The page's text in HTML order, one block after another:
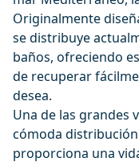
Originalmente
se distribuye
baños, ofreciendo
de recuperar
desea.
Una de las grandes
cómoda
proporciona una